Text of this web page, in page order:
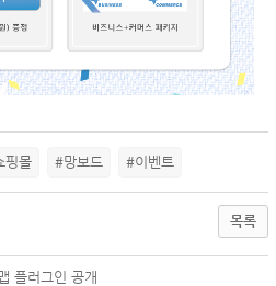
핑몰 #망보드 #이벤트
목록
플러그인 공개